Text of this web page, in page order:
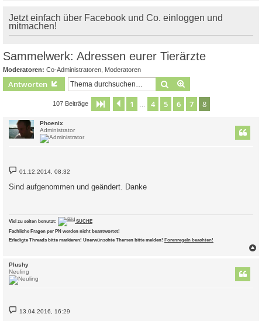
Jetzt einfach über Facebook und Co. einloggen und
mitmachen!
Sammelwerk: Adressen eurer Tierärzte
Moderatoren: Co-Administratoren Moderatoren
Antworten Suche
107 Beiträge Seite von 8
Vorherige
1 4 5 6 7 8
Phoenix
Administrator
B
e
t
01.12.2014, 08:32
Sind aufgenommen und geändert. Danke
Viel zu selten benutzt:
SUCHE
Fachliche Fragen per PN werden nicht beantwortet!
Erledigte Threads bitte markieren! Unerwünschte Themen bitte melden! Forenregeln beachten!
Plushy
Neuling
B
e
13.04.2016, 16:29